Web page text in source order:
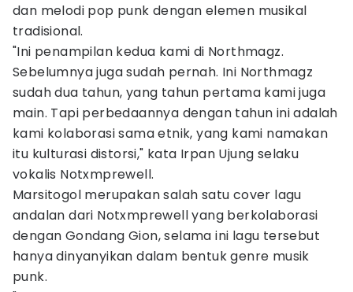
dan melodi pop punk dengan elemen musikal
tradisional.
"Ini penampilan kedua kami di Northmagz.
Sebelumnya juga sudah pernah. Ini Northmagz
sudah dua tahun, yang tahun pertama kami juga
main. Tapi perbedaannya dengan tahun ini adalah
kami kolaborasi sama etnik, yang kami namakan
itu kulturasi distorsi," kata Irpan Ujung selaku
vokalis Notxmprewell.
Marsitogol merupakan salah satu cover lagu
andalan dari Notxmprewell yang berkolaborasi
dengan Gondang Gion, selama ini lagu tersebut
hanya dinyanyikan dalam bentuk genre musik
punk.